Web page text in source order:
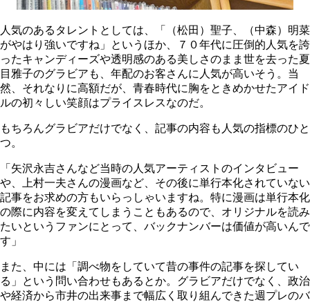
人気のあるタレントとしては、「（松田）聖子、（中森）明菜
がやはり強いですね」というほか、７０年代に圧倒的人気を誇
ったキャンディーズや透明感のある美しさのまま世を去った夏
目雅子のグラビアも、年配のお客さんに人気が高いそう。当
然、それなりに高額だが、青春時代に胸をときめかせたアイド
ルの初々しい笑顔はプライスレスなのだ。
もちろんグラビアだけでなく、記事の内容も人気の指標のひと
つ。
「矢沢永吉さんなど当時の人気アーティストのインタビュー
や、上村一夫さんの漫画など、その後に単行本化されていない
記事をお求めの方もいらっしゃいますね。特に漫画は単行本化
の際に内容を変えてしまうこともあるので、オリジナルを読み
たいというファンにとって、バックナンバーは価値が高いんで
す」
また、中には「調べ物をしていて昔の事件の記事を探してい
る」という問い合わせもあるとか。グラビアだけでなく、政治
や経済から市井の出来事まで幅広く取り組んできた週プレのバ